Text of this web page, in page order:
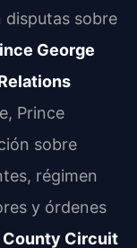
disputas sobre
George
Prince
sobre
régimen
y órdenes
County Circuit